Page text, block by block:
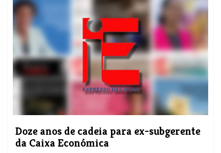
Doze anos de cadeia para ex-subgerente
da Caixa Económica